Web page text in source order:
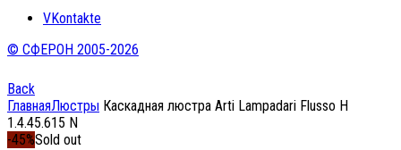
VKontakte
© СФЕРОН 2005-2026
Back
ГлавнаяЛюстры Каскадная люстра Arti Lampadari Flusso H
1.4.45.615 N
-45%Sold out